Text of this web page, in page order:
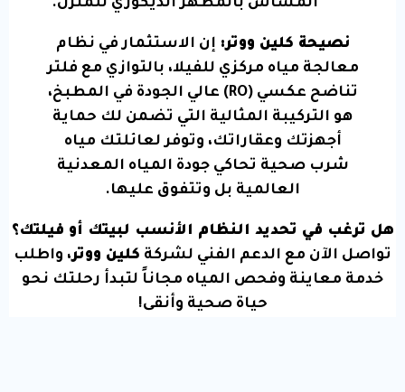
المساس بالمظهر الديكوري للمنزل.
نصيحة كلين ووتر: إن الاستثمار في نظام
معالجة مياه مركزي للفيلا، بالتوازي مع فلتر
تناضح عكسي (RO) عالي الجودة في المطبخ،
هو التركيبة المثالية التي تضمن لك حماية
أجهزتك وعقاراتك، وتوفر لعائلتك مياه
شرب صحية تحاكي جودة المياه المعدنية
العالمية بل وتتفوق عليها.
هل ترغب في تحديد النظام الأنسب لبيتك أو فيلتك؟
تواصل الآن مع الدعم الفني لشركة كلين ووتر، واطلب
خدمة معاينة وفحص المياه مجاناً لتبدأ رحلتك نحو
حياة صحية وأنقى!